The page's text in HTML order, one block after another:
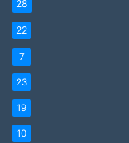
28
22
7
23
19
10